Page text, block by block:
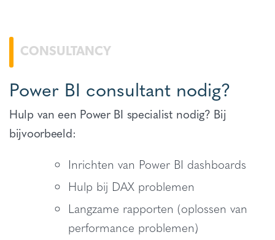
CONSULTANCY
Power BI consultant nodig?
Hulp van een Power BI specialist nodig? Bij
bijvoorbeeld:
Inrichten van Power BI dashboards
Hulp bij DAX problemen
Langzame rapporten (oplossen van
performance problemen)